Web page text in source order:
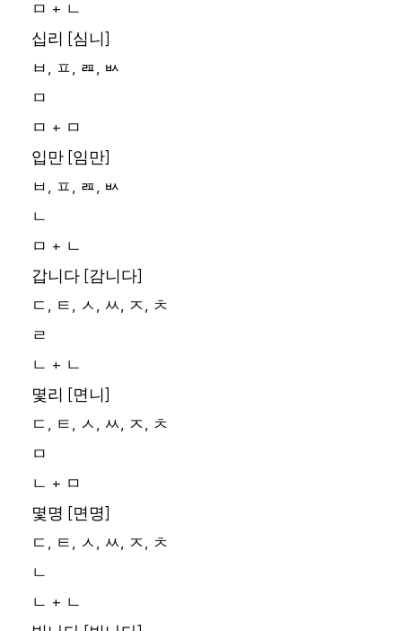
ㅁ + ㄴ
십리 [심니]
ㅂ, ㅍ, ㄿ, ㅄ
ㅁ
ㅁ + ㅁ
입만 [임만]
ㅂ, ㅍ, ㄿ, ㅄ
ㄴ
ㅁ + ㄴ
갑니다 [감니다]
ㄷ, ㅌ, ㅅ, ㅆ, ㅈ, ㅊ
ㄹ
ㄴ + ㄴ
몇리 [면니]
ㄷ, ㅌ, ㅅ, ㅆ, ㅈ, ㅊ
ㅁ
ㄴ + ㅁ
몇명 [면명]
ㄷ, ㅌ, ㅅ, ㅆ, ㅈ, ㅊ
ㄴ
ㄴ + ㄴ